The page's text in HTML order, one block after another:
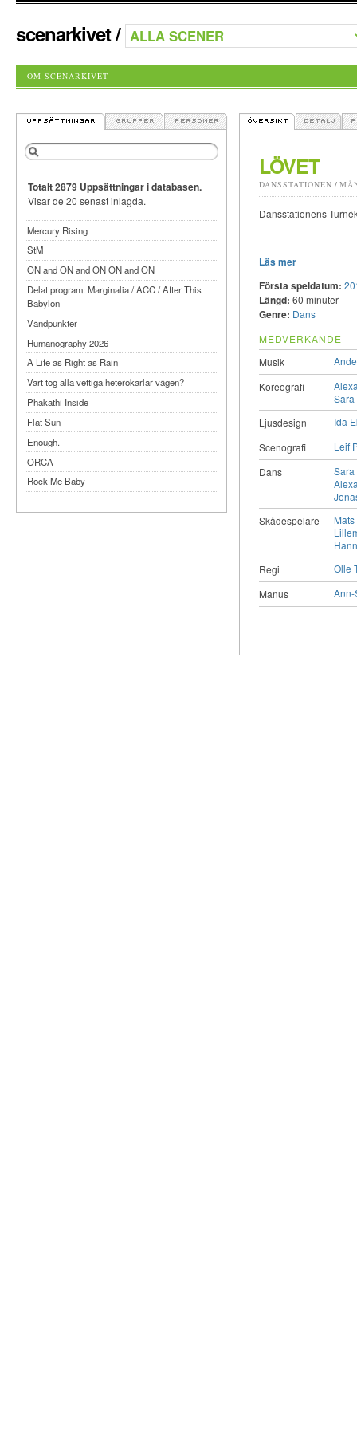
scenarkivet/
OM SCENARKIVET
LÖVET
DANSSTATIONEN /
Dansstationens
Läs mer
Första speldatum:
Längd: 60 minuter
Genre: Dans
MEDVERKANDE
Musik
Koreografi
Sara
Ljusdesign
Ida
Scenografi
Leif
Dans
Sara
Skådespelare
Regi
Olle
Manus
Ann-
Totalt 2879 Uppsättningar i databasen.
Visar de 20 senast inlagda.
Mercury Rising
StM
ON and ON and ON ON and ON
Delat program: Marginalia / ACC / After This
Babylon
Vändpunkter
Humanography 2026
A Life as Right as Rain
Vart tog alla vettiga heterokarlar vägen?
Phakathi Inside
Flat Sun
Enough.
ORCA
Rock Me Baby